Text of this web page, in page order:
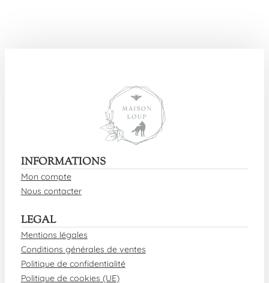
INFORMATIONS
Mon compte
Nous contacter
LEGAL
Mentions légales
Conditions générales de ventes
Politique de confidentialité
Politique de cookies (UE)